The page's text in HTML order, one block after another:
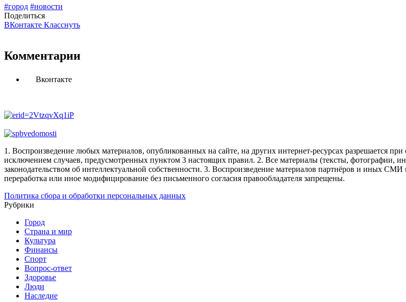
#город #новости
Поделиться
ВКонтакте Класснуть
Комментарии
Вконтакте
1. Воспроизведение любых материалов, опубликованных на сайте, на других интернет-ресурсах разрешается
исключением случаев, предусмотренных пунктом 3 настоящих правил. 2. Все материалы (тексты, фотографии,
законодательством об интеллектуальной собственности. 3. Воспроизведение материалов партнёров и иных
переработка или иное модифицирование без письменного согласия правообладателя запрещены.
Политика сбора и обработки персональных данных
Рубрики
Город
Страна и мир
Культура
Финансы
Спорт
Вопрос-ответ
Здоровье
Люди
Наследие